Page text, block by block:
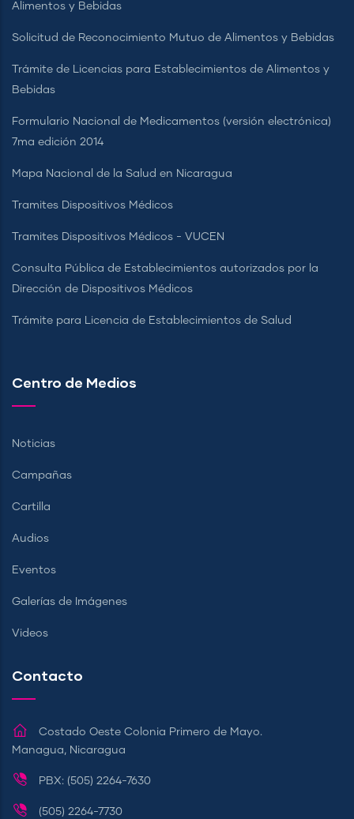
Alimentos y Bebidas
Solicitud de Reconocimiento Mutuo de Alimentos y Bebidas
Trámite de Licencias para Establecimientos de Alimentos y
Bebidas
Formulario Nacional de Medicamentos (versión electrónica)
7ma edición 2014
Mapa Nacional de la Salud en Nicaragua
Tramites Dispositivos Médicos
Tramites Dispositivos Médicos - VUCEN
Consulta Pública de Establecimientos autorizados por la
Dirección de Dispositivos Médicos
Trámite para Licencia de Establecimientos de Salud
Centro de Medios
Noticias
Campañas
Cartilla
Audios
Eventos
Galerías de Imágenes
Videos
Contacto
Costado Oeste Colonia Primero de Mayo.
Managua, Nicaragua
PBX: (505) 2264-7630
(505) 2264-7730